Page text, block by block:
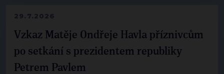
29.7.2026
Vzkaz Matěje Ondřeje Havla příznivcům
po setkání s prezidentem republiky
Petrem Pavlem